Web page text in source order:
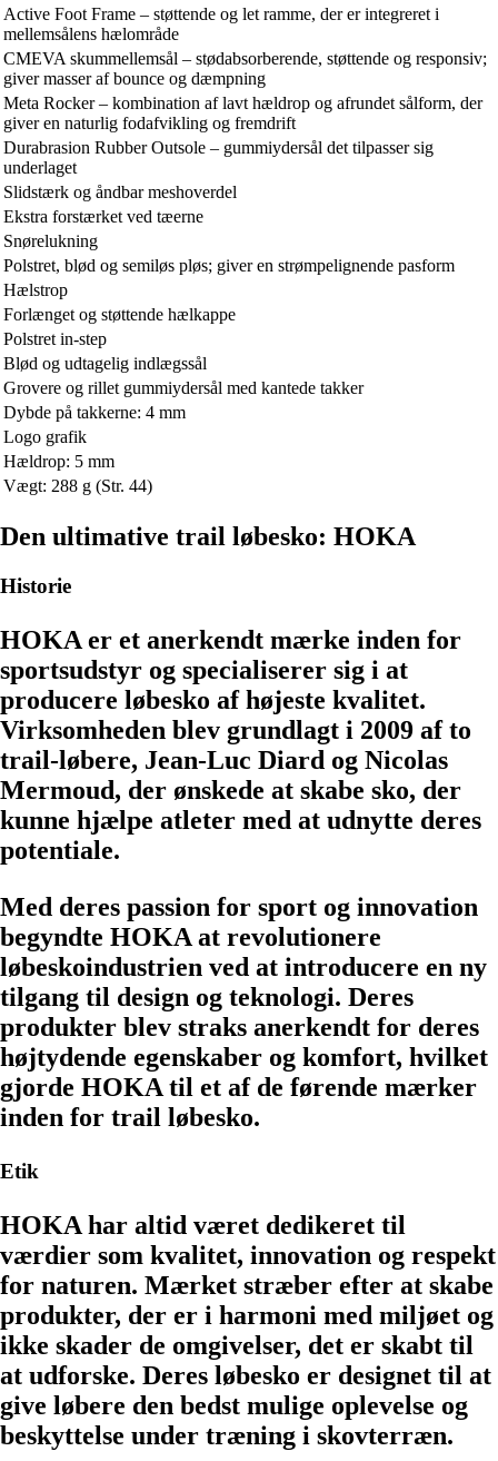
Active Foot Frame – støttende og let ramme, der er integreret i
mellemsålens hælområde
CMEVA skummellemsål – stødabsorberende, støttende og responsiv;
giver masser af bounce og dæmpning
Meta Rocker – kombination af lavt hældrop og afrundet sålform, der
giver en naturlig fodafvikling og fremdrift
Durabrasion Rubber Outsole – gummiydersål det tilpasser sig
underlaget
Slidstærk og åndbar meshoverdel
Ekstra forstærket ved tæerne
Snørelukning
Polstret, blød og semiløs pløs; giver en strømpelignende pasform
Hælstrop
Forlænget og støttende hælkappe
Polstret in-step
Blød og udtagelig indlægssål
Grovere og rillet gummiydersål med kantede takker
Dybde på takkerne: 4 mm
Logo grafik
Hældrop: 5 mm
Vægt: 288 g (Str. 44)
Den ultimative trail løbesko: HOKA
Historie
HOKA er et anerkendt mærke inden for
sportsudstyr og specialiserer sig i at
producere løbesko af højeste kvalitet.
Virksomheden blev grundlagt i 2009 af to
trail-løbere, Jean-Luc Diard og Nicolas
Mermoud, der ønskede at skabe sko, der
kunne hjælpe atleter med at udnytte deres
potentiale.
Med deres passion for sport og innovation
begyndte HOKA at revolutionere
løbeskoindustrien ved at introducere en ny
tilgang til design og teknologi. Deres
produkter blev straks anerkendt for deres
højtydende egenskaber og komfort, hvilket
gjorde HOKA til et af de førende mærker
inden for trail løbesko.
Etik
HOKA har altid været dedikeret til
værdier som kvalitet, innovation og respekt
for naturen. Mærket stræber efter at skabe
produkter, der er i harmoni med miljøet og
ikke skader de omgivelser, det er skabt til
at udforske. Deres løbesko er designet til at
give løbere den bedst mulige oplevelse og
beskyttelse under træning i skovterræn.